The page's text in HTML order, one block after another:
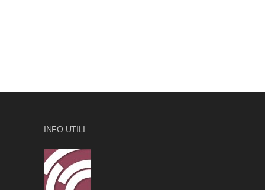
INFO UTILI